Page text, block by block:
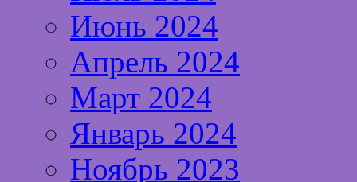
Июнь 2024
Апрель 2024
Март 2024
Январь 2024
Ноябрь 2023